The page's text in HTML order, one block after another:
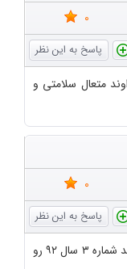
0
متعال سلامتی و
0
سلام میخواستم بدونم چجور میتونم مجله رشد شماره ۳ سال ۹۲ رو